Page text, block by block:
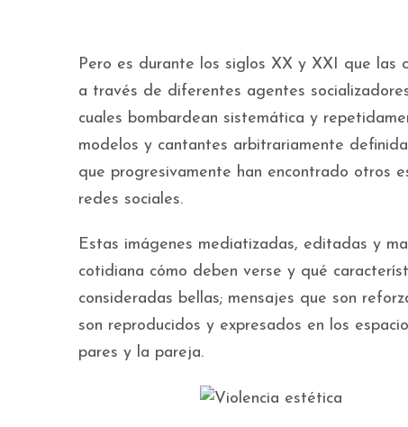
Pero es durante los siglos XX y XXI que las
a través de diferentes agentes
cuales bombardean sistemática y
modelos y cantantes arbitrariamente
que progresivamente han encontrado otros
redes sociales.
Estas imágenes mediatizadas, editadas y
cotidiana cómo deben verse y qué
consideradas bellas; mensajes que son
son reproducidos y expresados en los
pares y la pareja.